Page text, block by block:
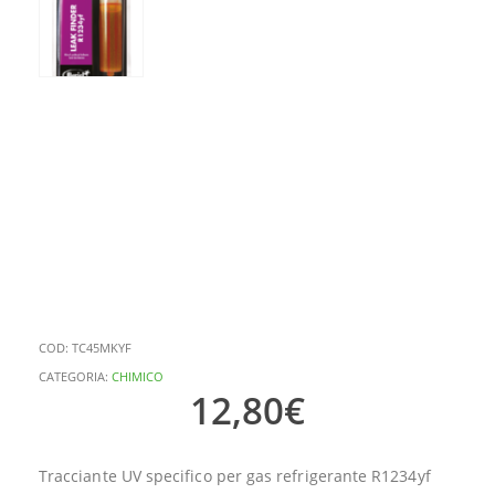
COD: TC45MKYF
CATEGORIA: CHIMICO
12,80€
Tracciante UV specifico per gas refrigerante R1234yf